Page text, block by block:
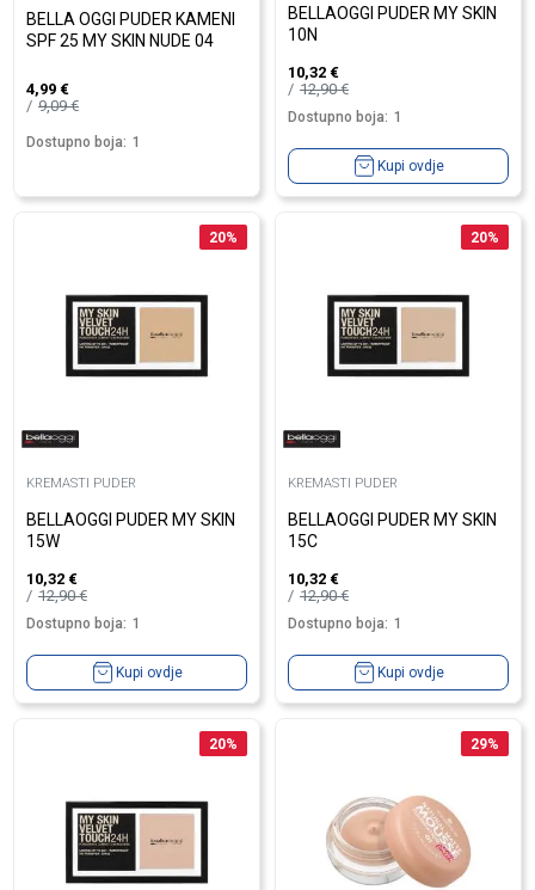
BELLA OGGI PUDER KAMENI
SPF 25 MY SKIN NUDE 04
4,99 €
9,09€
Dostupno boja: 1
BELLAOGGI PUDER MY SKIN
10N
10,32 €
12,90€
Dostupno boja: 1
Kupi ovdje
20%
KREMASTI PUDER
BELLAOGGI PUDER MY SKIN
15W
10,32 €
12,90€
Dostupno boja: 1
Kupi ovdje
20%
KREMASTI PUDER
BELLAOGGI PUDER MY SKIN
15C
10,32 €
12,90€
Dostupno boja: 1
Kupi ovdje
20% 29%